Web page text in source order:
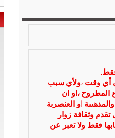
أي وقت ،ولأي سبب
المطروح ،او ان
او العنصرية
وثقافة زوار
فقط ولا تعبر عن